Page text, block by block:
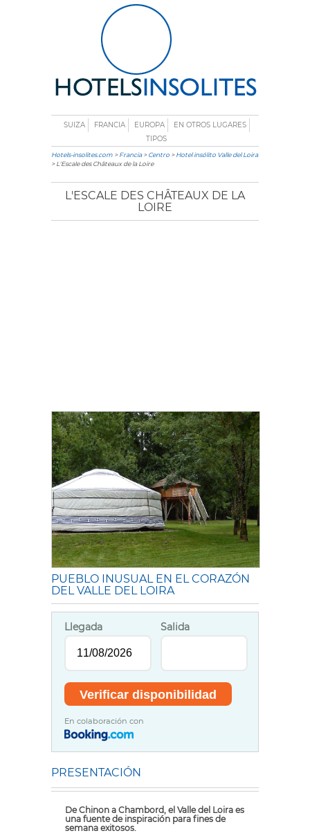
SUIZA FRANCIA EUROPA
EN OTROS LUGARES
TIPOS
Hotels-insolites.com >Francia>Centro >Hotel insólito Valle del Loira
> L'Escale des Châteaux de la Loire
L'ESCALE DES CHÂTEAUX DE LA
LOIRE
PUEBLO INUSUAL EN EL CORAZÓN
DEL VALLE DEL LOIRA
Llegada Salida
En colaboración con
PRESENTACIÓN
De Chinon a Chambord, el Valle del Loira es
una fuente de inspiración para fines de
semana exitosos.